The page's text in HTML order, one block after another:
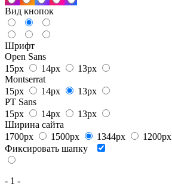
Вид кнопок
Шрифт
Open Sans
15px
14px
13px
Montserrat
15px
14px
13px
PT Sans
15px
14px
13px
Ширина сайта
1700px
1500px 1344px
1200px
Фиксировать шапку
- 1 -